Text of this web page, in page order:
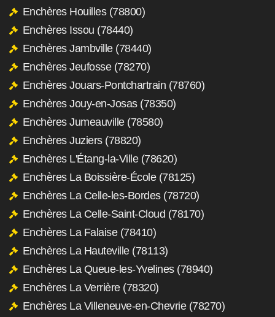
Enchères Houilles (78800)
Enchères Issou (78440)
Enchères Jambville (78440)
Enchères Jeufosse (78270)
Enchères Jouars-Pontchartrain (78760)
Enchères Jouy-en-Josas (78350)
Enchères Jumeauville (78580)
Enchères Juziers (78820)
Enchères L'Étang-la-Ville (78620)
Enchères La Boissière-École (78125)
Enchères La Celle-les-Bordes (78720)
Enchères La Celle-Saint-Cloud (78170)
Enchères La Falaise (78410)
Enchères La Hauteville (78113)
Enchères La Queue-les-Yvelines (78940)
Enchères La Verrière (78320)
Enchères La Villeneuve-en-Chevrie (78270)